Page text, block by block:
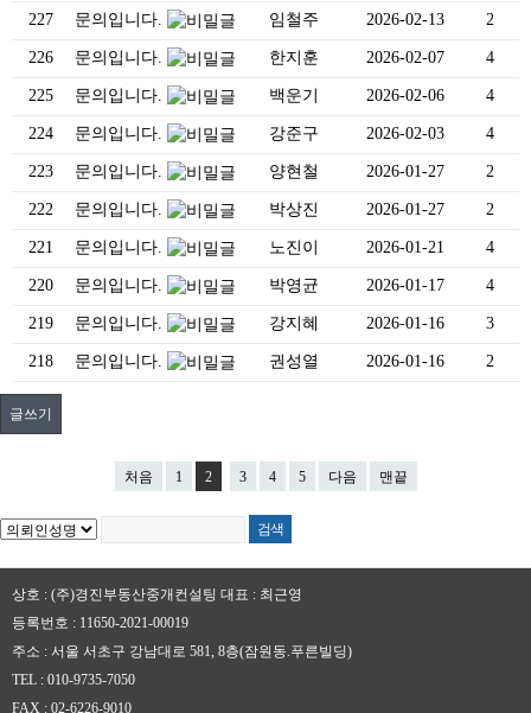
227 문의입니다. 임철주 2026-02-13 2
226 문의입니다. 한지훈 2026-02-07 4
225 문의입니다. 백운기 2026-02-06 4
224 문의입니다. 강준구 2026-02-03 4
223 문의입니다. 양현철 2026-01-27 2
222 문의입니다. 박상진 2026-01-27 2
221 문의입니다. 노진이 2026-01-21 4
220 문의입니다. 박영균 2026-01-17 4
219 문의입니다. 강지혜 2026-01-16 3
218 문의입니다. 권성열 2026-01-16 2
글쓰기
처음 1 2 3 4 5 다음 맨끝
상호 : (주)경진부동산중개컨설팅 대표 : 최근영
등록번호 : 11650-2021-00019
주소 : 서울 서초구 강남대로 581, 8층(잠원동.푸른빌딩)
TEL : 010-9735-7050
FAX : 02-6226-9010